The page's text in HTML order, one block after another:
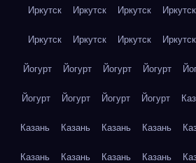
Иркутск Иркутск Иркутск Иркутск
Иркутск Иркутск Иркутск Иркутск
Йогурт Йогурт Йогурт Йогурт
Йогурт Йогурт Йогурт Йогурт
Казань Казань Казань Казань
Казань Казань Казань Казань